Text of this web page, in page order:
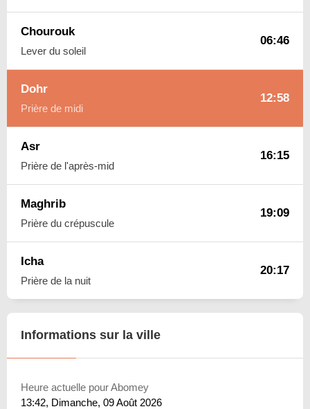
Chourouk
Lever du soleil
06:46
Dohr
Prière de midi
12:58
Asr
Prière de l'après-mid
16:15
Maghrib
Prière du crépuscule
19:09
Icha
Prière de la nuit
20:17
Informations sur la ville
Heure actuelle pour Abomey
13:42, Dimanche, 09 Août 2026